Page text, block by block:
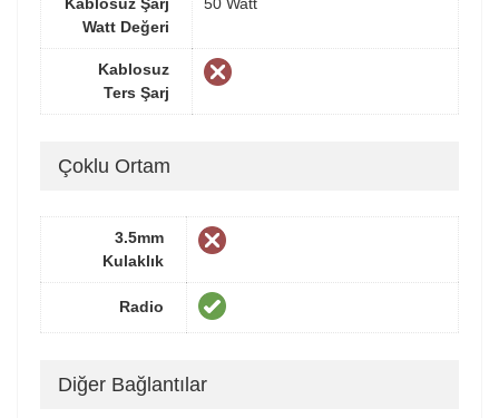
Kablosuz Şarj
Watt Değeri
50 Watt
Kablosuz
Ters Şarj
Çoklu Ortam
3.5mm
Kulaklık
Radio
Diğer Bağlantılar